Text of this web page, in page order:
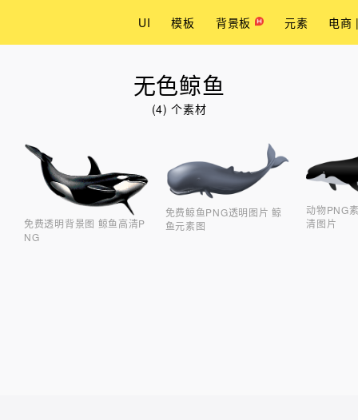
UI 模板 背景板 元素 电商
无色鲸鱼
(4) 个素材
免费透明背景图 鲸鱼高清P
NG
免费鲸鱼PNG透明图片 鲸
鱼元素图
动物PNG
清图片